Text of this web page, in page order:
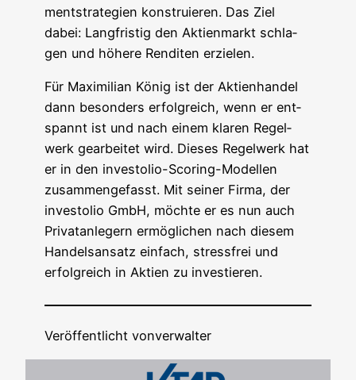
ment­stra­te­gien kon­stru­ie­ren. Das Ziel
dabei: Lang­fris­tig den Akti­en­markt schla­
gen und höhe­re Ren­di­ten erzielen.
Für Maxi­mi­li­an König ist der Akti­en­han­del
dann beson­ders erfolg­reich, wenn er ent­
spannt ist und nach einem kla­ren Regel­
werk gear­bei­tet wird. Die­ses Regel­werk hat
er in den inve­sto­lio-Scoring-Model­len
zusam­men­ge­fasst. Mit sei­ner Fir­ma, der
inve­sto­lio GmbH, möch­te er es nun auch
Pri­vat­an­le­gern ermög­li­chen nach die­sem
Han­dels­an­satz ein­fach, stress­frei und
erfolg­reich in Akti­en zu investieren.
Veröffentlicht vonverwalter